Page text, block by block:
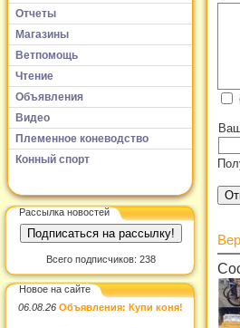
Отчеты
Магазины
Ветпомощь
Чтение
Объявления
Видео
Племенное коневодство
Конный спорт
Рассылка новостей
Всего подписчиков: 238
Новое на сайте
06.08.26 Объявления: Купи коня!